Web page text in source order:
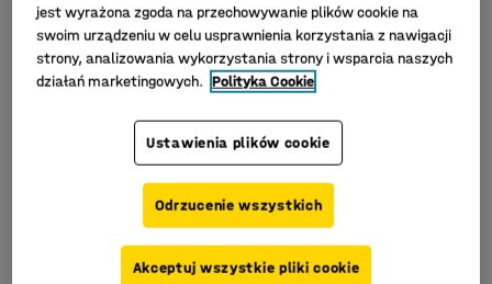
Filtruj Sortuj
Liczba produktów: 1
jest wyrażona zgoda na przechowywanie plików cookie na
swoim urządzeniu w celu usprawnienia korzystania z nawigacji
strony, analizowania wykorzystania strony i wsparcia naszych
działań marketingowych. Polityka Cookie
Ustawienia plików cookie
Odrzucenie wszystkich
Akceptuj wszystkie pliki cookie